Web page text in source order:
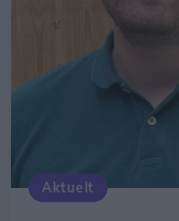
Aktuelt